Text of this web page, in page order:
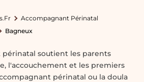
Accompagnant Périnatal
Bagneux
soutient les parents
l'accouchement et les premiers
périnatal ou la doula